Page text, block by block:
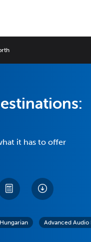
it has to offer
Advanced Audio